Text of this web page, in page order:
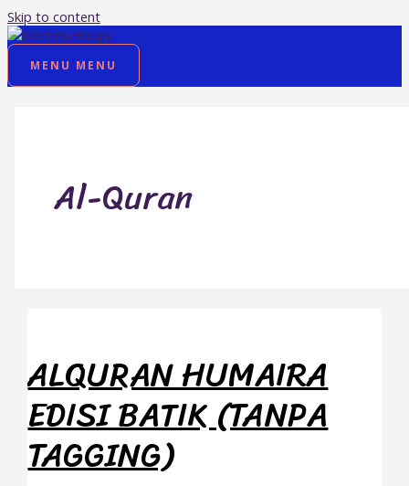
Skip to content
MENU MENU
Al-Quran
ALQURAN HUMAIRA
EDISI BATIK (TANPA
TAGGING)